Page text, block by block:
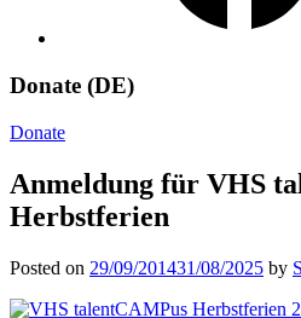
Donate (DE)
Donate
Anmeldung für VHS
Herbstferien
Posted on 29/09/201431/08/2025 by